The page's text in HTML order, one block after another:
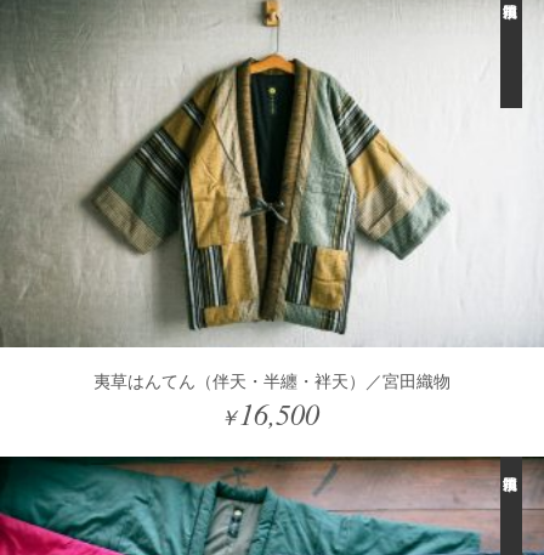
夷草はんてん（伴天・半纏・袢天）／宮田織物
￥16,500